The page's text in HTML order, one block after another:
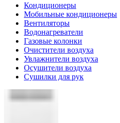
Кондиционеры
Мобильные кондиционеры
Вентиляторы
Водонагреватели
Газовые колонки
Очистители воздуха
Увлажнители воздуха
Осушители воздуха
Сушилки для рук